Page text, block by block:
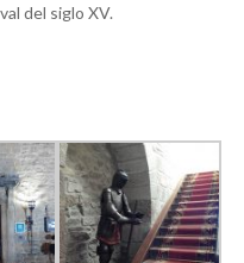
del siglo XV.